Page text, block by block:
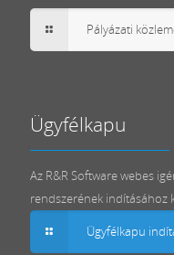
Pályázati
Ügyfélkapu
Az R&R Software webes
rendszerének indításához
Ügyfélkapu